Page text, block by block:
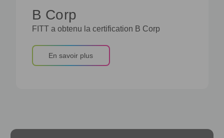
B Corp
FITT a obtenu la certification B Corp
En savoir plus